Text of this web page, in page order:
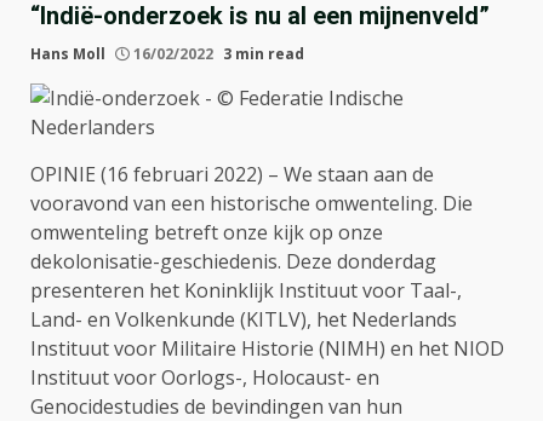
“Indië-onderzoek is nu al een mijnenveld”
Hans Moll 16/02/2022 3 min read
OPINIE (16 februari 2022) – We staan aan de
vooravond van een historische omwenteling. Die
omwenteling betreft onze kijk op onze
dekolonisatie-geschiedenis. Deze donderdag
presenteren het Koninklijk Instituut voor Taal-,
Land- en Volkenkunde (KITLV), het Nederlands
Instituut voor Militaire Historie (NIMH) en het NIOD
Instituut voor Oorlogs-, Holocaust- en
Genocidestudies de bevindingen van hun